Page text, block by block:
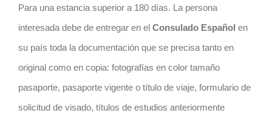
Para una estancia superior a 180 días. La persona
interesada debe de entregar en el Consulado Español en
su país toda la documentación que se precisa tanto en
original como en copia: fotografías en color tamaño
pasaporte, pasaporte vigente o título de viaje, formulario de
solicitud de visado, títulos de estudios anteriormente